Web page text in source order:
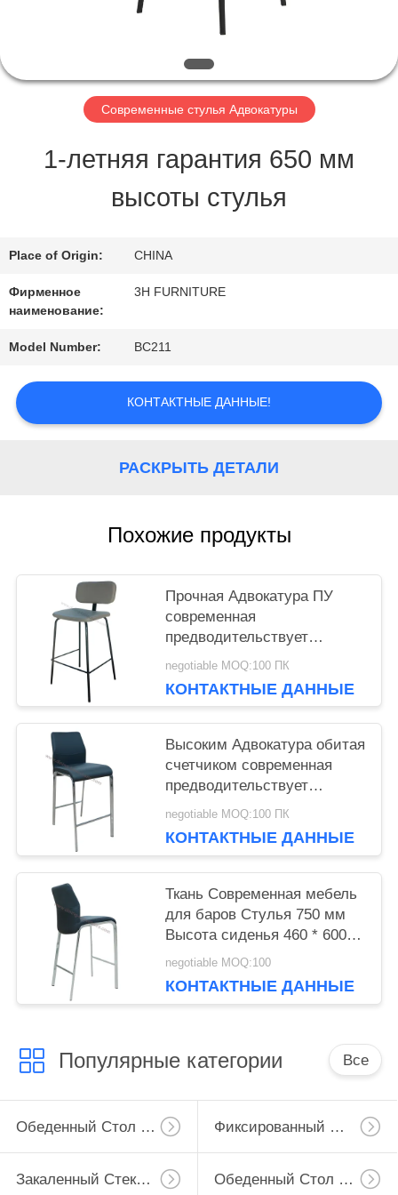
КАЧЕСТВА
США
ЦИТАТУ
КАРТА
САЙТА
Современные стулья Адвокатуры
1-летняя гарантия 650 мм
высоты стулья
Place of Origin: CHINA
Фирменное
наименование:
3H FURNITURE
Model Number: BC211
КОНТАКТНЫЕ ДАННЫЕ!
РАСКРЫТЬ ДЕТАЛИ
Похожие продукты
Прочная Адвокатура ПУ
современная
предводительствует
Эргономикал
сопротивление носки
дизайна
negotiable MOQ:100 ПК
КОНТАКТНЫЕ ДАННЫЕ
Высоким Адвокатура обитая
счетчиком современная
предводительствует
материал полиуретана
negotiable MOQ:100 ПК
КОНТАКТНЫЕ ДАННЫЕ
Ткань Современная мебель
для баров Стулья 750 мм
Высота сиденья 460 * 600 *
115 мм Размер
negotiable MOQ:100
КОНТАКТНЫЕ ДАННЫЕ
Популярные категории Все
Обеденный Стол Расширения Фиксированный Обеденный Стол
Закаленный Стеклянный Обеденный Стол Обеденный Стол ХПЛ